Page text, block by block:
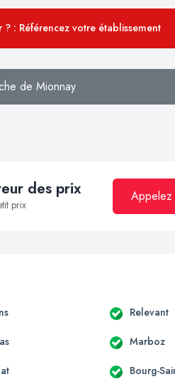
? : Référencez votre établissement
de Mionnay
des prix
prix
Relevant
Marboz
Bourg-